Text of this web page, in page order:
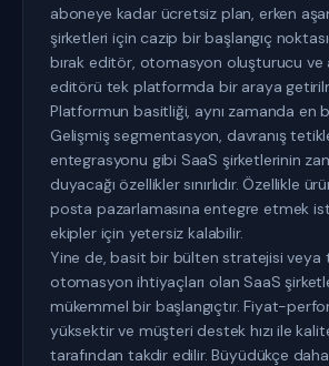
aboneye kadar ücretsiz plan, erken
şirketleri için cazip bir başlangıç
bırak editör, otomasyon oluşturucu ve
editörü tek platformda bir araya
Platformun basitliği, aynı zamanda en
Gelişmiş segmentasyon, davranış
entegrasyonu gibi SaaS şirketlerinin
duyacağı özellikler sınırlıdır. Özellikle
posta pazarlamasına entegre etmek
ekipler için yetersiz kalabilir.
Yine de, basit bir bülten stratejisi veya
otomasyon ihtiyaçları olan SaaS
mükemmel bir başlangıçtır. Fiyat-
yüksektir ve müşteri destek hızı ile
tarafından takdir edilir. Büyüdükçe